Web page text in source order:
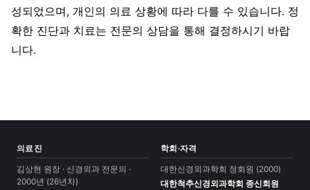
성되었으며, 개인의 의료 상황에 따라 다를 수 있습니다. 정
확한 진단과 치료는 전문의 상담을 통해 결정하시기 바랍
니다.
의료진
김상현 원장 · 신경외과 전문의 ·
2000년 (26년차)
학회·자격
대한신경외과학회 정회원 (2000)
대한척추신경외과학회 종신회원